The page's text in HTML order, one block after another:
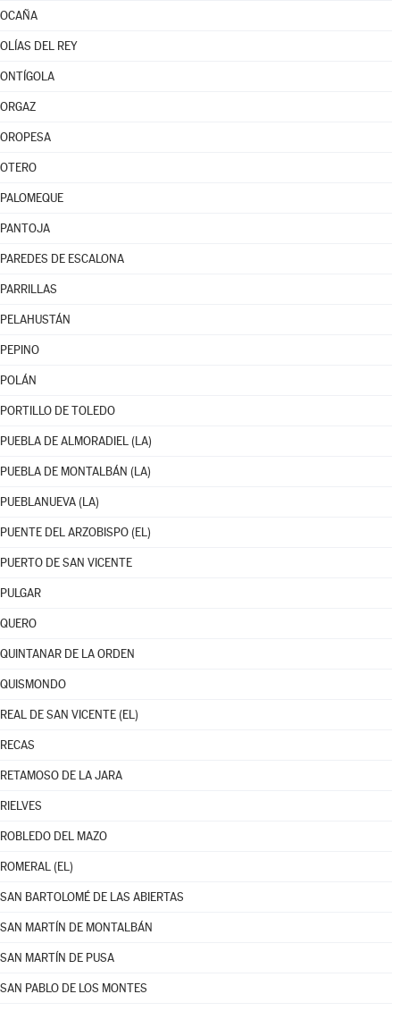
OCAÑA
OLÍAS DEL REY
ONTÍGOLA
ORGAZ
OROPESA
OTERO
PALOMEQUE
PANTOJA
PAREDES DE ESCALONA
PARRILLAS
PELAHUSTÁN
PEPINO
POLÁN
PORTILLO DE TOLEDO
PUEBLA DE ALMORADIEL (LA)
PUEBLA DE MONTALBÁN (LA)
PUEBLANUEVA (LA)
PUENTE DEL ARZOBISPO (EL)
PUERTO DE SAN VICENTE
PULGAR
QUERO
QUINTANAR DE LA ORDEN
QUISMONDO
REAL DE SAN VICENTE (EL)
RECAS
RETAMOSO DE LA JARA
RIELVES
ROBLEDO DEL MAZO
ROMERAL (EL)
SAN BARTOLOMÉ DE LAS ABIERTAS
SAN MARTÍN DE MONTALBÁN
SAN MARTÍN DE PUSA
SAN PABLO DE LOS MONTES